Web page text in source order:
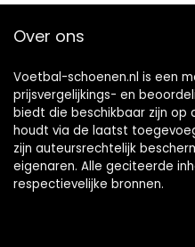
Over ons
Voetbal-schoenen.nl is een
prijsvergelijkings- en
biedt die beschikbaar zijn op
houdt via de laatst
zijn auteursrechtelijk
eigenaren. Alle geciteerde
respectievelijke bronnen.